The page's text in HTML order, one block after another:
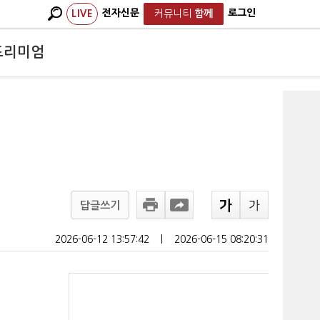
LIVE 전자신문 커뮤니티 함께 로그인
리미엄
답글쓰기
2026-06-12 13:57:42 2026-06-15 08:20:31